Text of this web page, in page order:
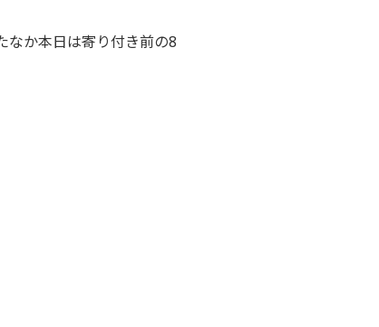
なか本日は寄り付き前の8